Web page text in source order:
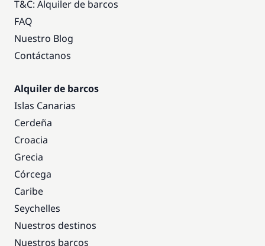
T&C: Alquiler de barcos
FAQ
Nuestro Blog
Contáctanos
Alquiler de barcos
Islas Canarias
Cerdeña
Croacia
Grecia
Córcega
Caribe
Seychelles
Nuestros destinos
Nuestros barcos